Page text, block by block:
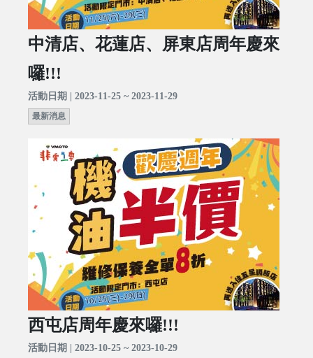
中清店、花蓮店、屏東店周年慶來
囉!!!
活動日期 | 2023-11-25 ~ 2023-11-29
最新消息
西屯店周年慶來囉!!!
活動日期 | 2023-10-25 ~ 2023-10-29